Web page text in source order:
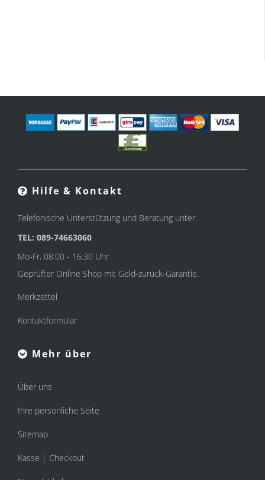
Hilfe & Kontakt
Telefonische Unterstützung und Beratung unter:
TEL: 089-74663060
Mo-Fr, 08:00 - 16:30 Uhr
Geprüfter Online Shop mit Geld-zurück-Garantie.
Merkzettel
Kontaktformular
Mehr über
Über uns
Ihre persönliche Seite
Sitemap
Kasse | Checkout